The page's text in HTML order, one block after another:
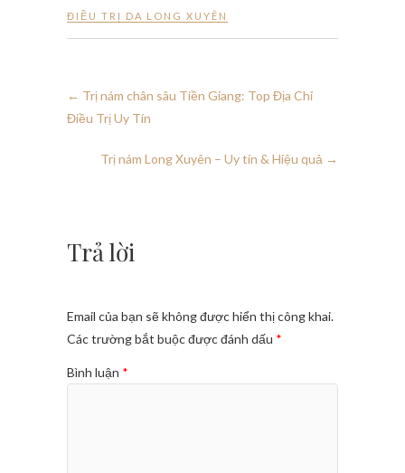
ĐIỀU TRỊ DA LONG XUYÊN
← Trị nám chân sâu Tiền Giang: Top Địa Chỉ
Điều Trị Uy Tín
Trị nám Long Xuyên – Uy tín & Hiệu quả →
Trả lời
Email của bạn sẽ không được hiển thị công khai.
Các trường bắt buộc được đánh dấu *
Bình luận *